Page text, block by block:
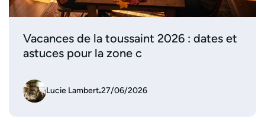
Vacances de la toussaint 2026 : dates et
astuces pour la zone c
Lucie Lambert.27/06/2026